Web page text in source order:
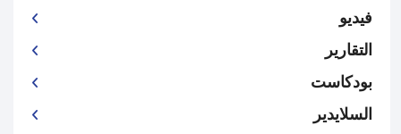
فيديو
التقارير
بودكاست
السلايدير